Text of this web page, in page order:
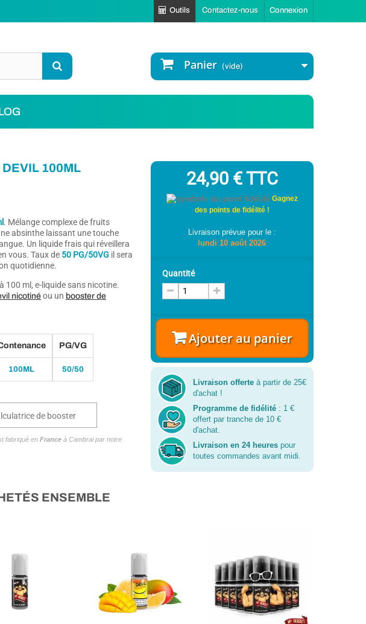
Connexion
Contactez-nous
Outils
Panier (vide)
DEVIL 100ML
. Mélange complexe de fruits
absinthe laissant une touche
Un liquide frais qui réveillera
vous. Taux de 50 PG/50VG il sera
quotidienne.
100 ml, e-liquide sans nicotine.
nicotiné ou un booster de
100ML
PG/VG
50/50
de booster
fabriqué en France à Cambrai par notre
24,90 €TTC
Gagnez
des points de fidélité !
Livraison prévue pour le :
lundi 10 août 2026
Quantité
Ajouter au panier
Livraison offerteà partir de 25€
d'achat !
Programme de fidélité: 1 €
offert par tranche de 10 €
d'achat.
Livraison en 24 heurespour
toutes commandes avant midi.
ENSEMBLE